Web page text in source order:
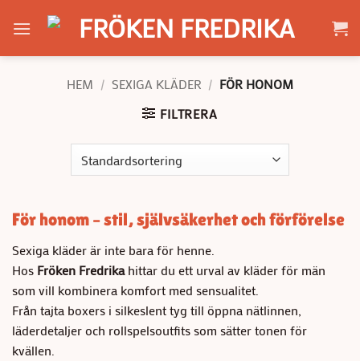
HEM / SEXIGA KLÄDER / FÖR HONOM
FILTRERA
För honom – stil, självsäkerhet och förförelse
Sexiga kläder är inte bara för henne.
Hos Fröken Fredrikahittar du ett urval av kläder för män
som vill kombinera komfort med sensualitet.
Från tajta boxers i silkeslent tyg till öppna nätlinnen,
läderdetaljer och rollspelsoutfits som sätter tonen för
kvällen.